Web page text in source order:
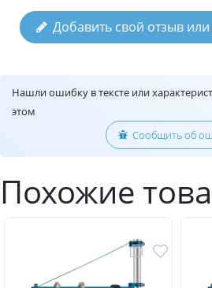
Добавить свой отзыв
Нашли ошибку в тексте или
этом
Сообщить об
Похожие